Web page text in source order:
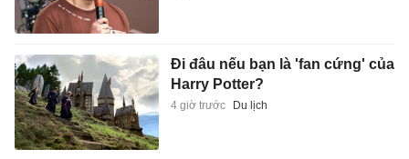
Đi đâu nếu bạn là 'fan cứng' của
Harry Potter?
4 giờ trước Du lịch